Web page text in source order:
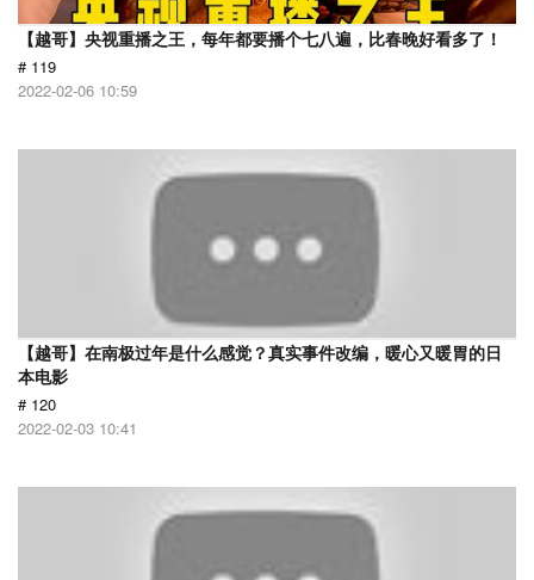
【越哥】央视重播之王，每年都要播个七八遍，比春晚好看多了！
# 119
2022-02-06 10:59
【越哥】在南极过年是什么感觉？真实事件改编，暖心又暖胃的日
本电影
# 120
2022-02-03 10:41